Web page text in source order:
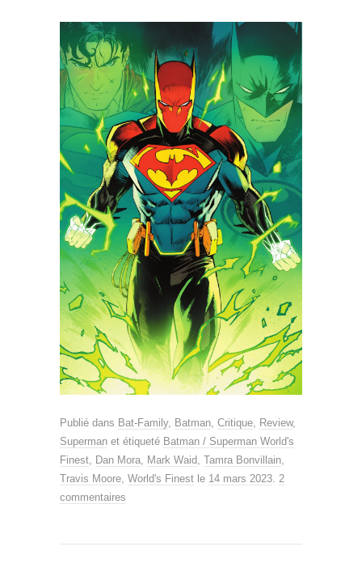
Publié dans Bat-Family, Batman, Critique, Review,
Superman et étiqueté Batman / Superman World's
Finest, Dan Mora, Mark Waid, Tamra Bonvillain,
Travis Moore, World's Finest le 14 mars 2023. 2
commentaires